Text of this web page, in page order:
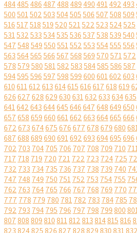
484485486487488489490491492493
500501502503504505506507508509
516517518519520521522523524525
531532533534535536537538539540
547548549550551552553554555556
563564565566567568569570571572
578579580581582583584585586587
594595596597598599600601602603
610611612613614615616617618619
626627628629630631632633634635
641642643644645646647648649650
657658659660661662663664665666
672673674675676677678679680
687688689690691692693694695696
702 703 704705 706 707 708 709 710
717 718 719 720 721722 723 724725
732 733 734735 736 737 738 739 740
747 748 749 750 751752 753 754755
762 763 764765 766 767 768 769 770
777 778 779 780 781782 783 784785
792 793 794795 796 797 798 799800
807808809810811812813814815816